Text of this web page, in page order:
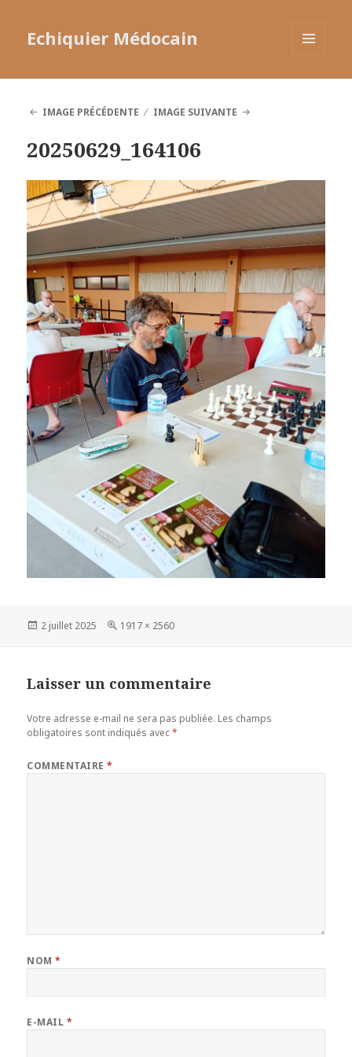
Echiquier Médocain
IMAGE PRÉCÉDENTE
IMAGE SUIVANTE
20250629_164106
Publié
2 juillet 2025
Taille
1917 × 2560
Laisser un commentaire
Votre adresse e-mail ne sera pas publiée. Les champs
obligatoires sont indiqués avec*
COMMENTAIRE*
NOM*
E-MAIL *